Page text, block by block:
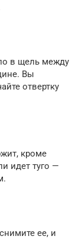
в щель между
Вы
отвертку
кроме
идет туго —
ее, и